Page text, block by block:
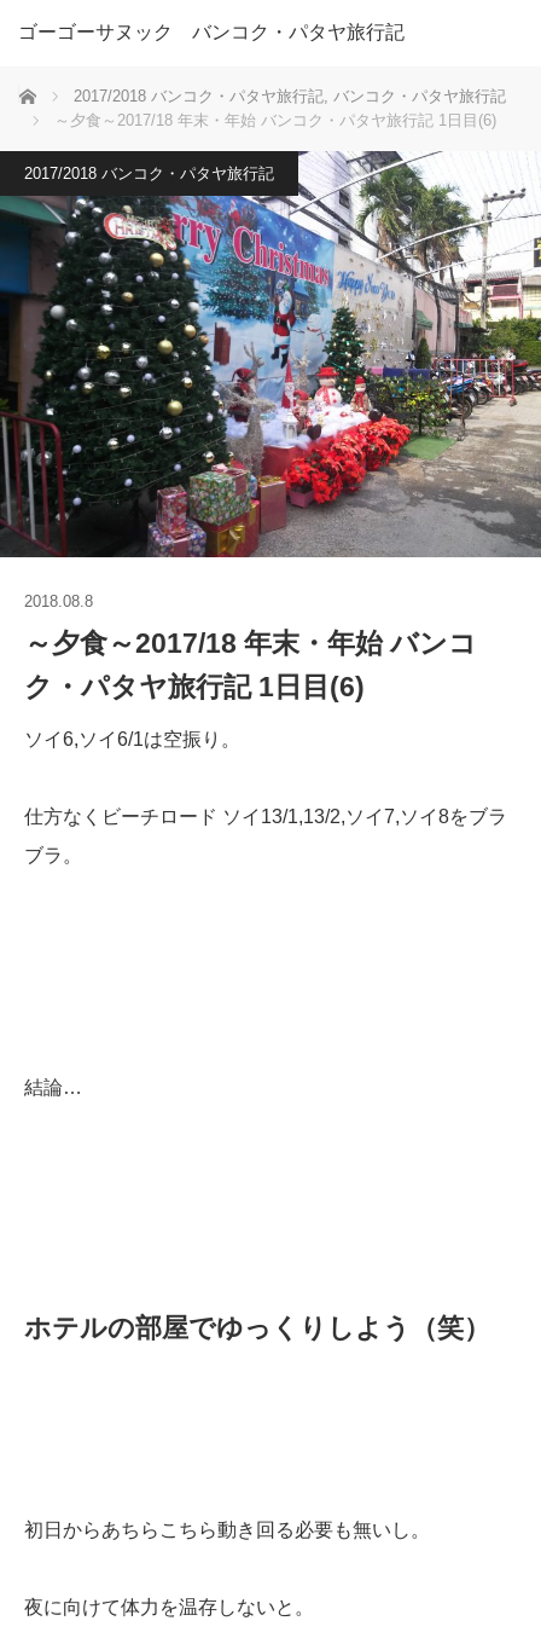
ゴーゴーサヌック バンコク・パタヤ旅行記
ホーム 2017/2018 バンコク・パタヤ旅行記, バンコク・パタヤ旅行記
～夕食～2017/18 年末・年始 バンコク・パタヤ旅行記 1日目(6)
2017/2018 バンコク・パタヤ旅行記
2018.08.8
～夕食～2017/18 年末・年始 バンコ
ク・パタヤ旅行記 1日目(6)
ソイ6,ソイ6/1は空振り。
仕方なくビーチロード ソイ13/1,13/2,ソイ7,ソイ8をブラ
ブラ。
結論…
ホテルの部屋でゆっくりしよう（笑）
初日からあちらこちら動き回る必要も無いし。
夜に向けて体力を温存しないと。